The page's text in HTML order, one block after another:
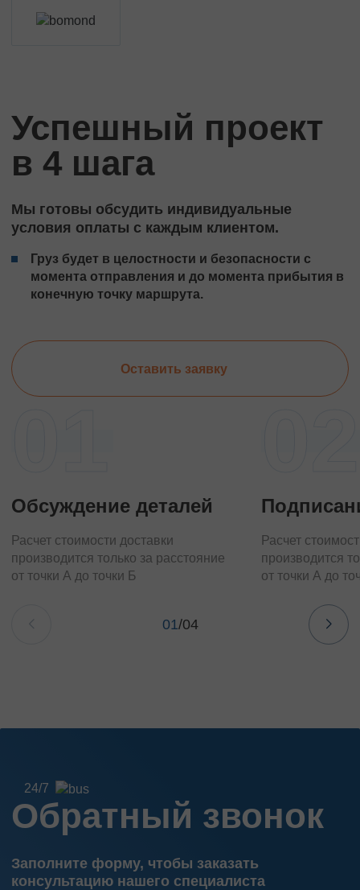
Успешный проект
в 4 шага
Мы готовы обсудить индивидуальные
условия оплаты с каждым клиентом.
Груз будет в целостности и безопасности с
момента отправления и до момента прибытия в
конечную точку маршрута.
Оставить заявку
Обсуждение деталей
Расчет стоимости доставки
производится только за расстояние
от точки А до точки Б
Расчет
производится
от точки А до
01/04
24/7
Обратный звонок
Заполните форму, чтобы заказать
консультацию нашего специалиста